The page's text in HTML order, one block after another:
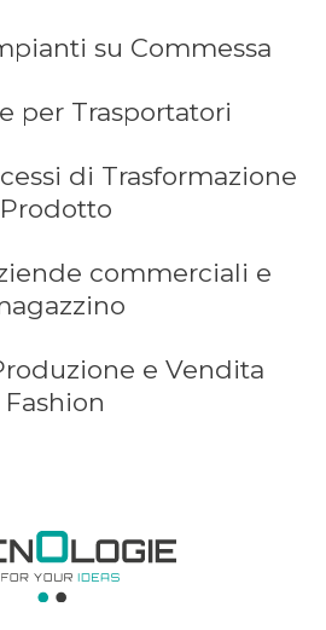
su Commessa
per Trasportatori
di Trasformazione
Prodotto
commerciali e
e Vendita
Fashion